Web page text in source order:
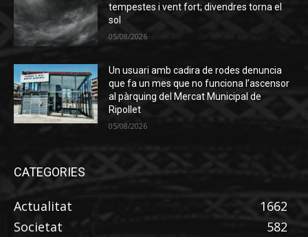
tempestes i vent fort; divendres torna el
sol
05/08/2026
Un usuari amb cadira de rodes denuncia
que fa un mes que no funciona l’ascensor
al pàrquing del Mercat Municipal de
Ripollet
05/08/2026
CATEGORIES
Actualitat
1662
Societat
582